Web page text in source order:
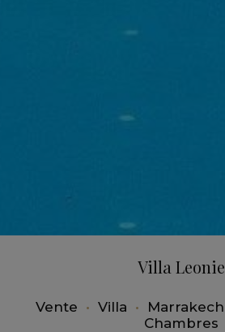
Villa Leonie
Vente • Villa • Marrakech
Chambres